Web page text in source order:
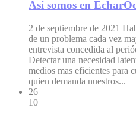
Así somos en
2 de septiembre de 2021
de un problema cada vez
entrevista concedida al
Detectar una necesidad
medios mas eficientes para
quien demanda nuestros...
26
10